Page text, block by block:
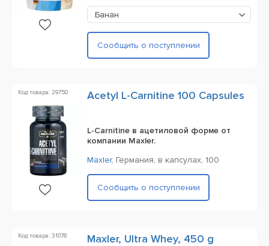
Банан
Сообщить о поступлении
Код товара: 29750 Acetyl L-Carnitine 100 Сapsules
L-Carnitine в ацетиловой форме от
компании Maxler.
Maxler, Германия, в капсулах, 100
Сообщить о поступлении
Код товара: 31078 Maxler, Ultra Whey, 450 g